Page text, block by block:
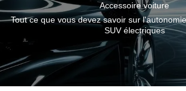
Accessoire voiture
Tout ce que vous devez savoir sur
SUV électriques